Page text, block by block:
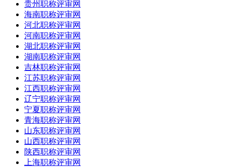
贵州职称评审网
海南职称评审网
河北职称评审网
河南职称评审网
湖北职称评审网
湖南职称评审网
吉林职称评审网
江苏职称评审网
江西职称评审网
辽宁职称评审网
宁夏职称评审网
青海职称评审网
山东职称评审网
山西职称评审网
陕西职称评审网
上海职称评审网